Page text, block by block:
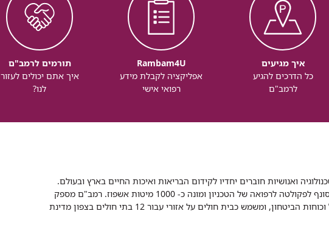
איך מגיעים
כל הדרכים להגיע
לרמב"ם
Rambam4U
אפליקציה לקבלת מידע
רפואי אישי
תורמים לרמב"ם
איך אתם יכולים לעזור
לנו?
ואנושיות חוברים יחדיו לקידום הבריאות ואיכות החיים בארץ ובעולם.
רמב"ם הוא בית חולים ממשלתי אקדמי, המסונף לפקולטה לרפואה של הטכניון ומונה כ- 1000 מיטות אשפוז. רמב"ם מספק
שירותי רפואה לכ-2,700,000 תושבים, צה"ל וכוחות הביטחון, ומשמש כבית חולים על אזורי עבור 12 בתי חולים בצפון מדינת